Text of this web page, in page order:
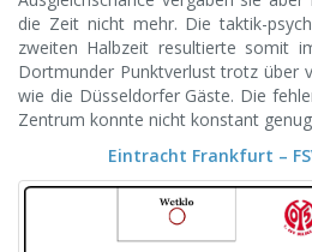
die Zeit nicht mehr. Die taktik-
zweiten Halbzeit resultierte somit
Dortmunder Punktverlust trotz über
wie die Düsseldorfer Gäste. Die
Zentrum konnte nicht konstant
Eintracht Frankfurt –